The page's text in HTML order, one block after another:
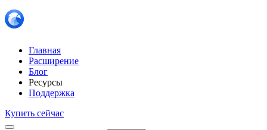
Главная
Расширение
Блог
Ресурсы
Поддержка
Купить сейчас